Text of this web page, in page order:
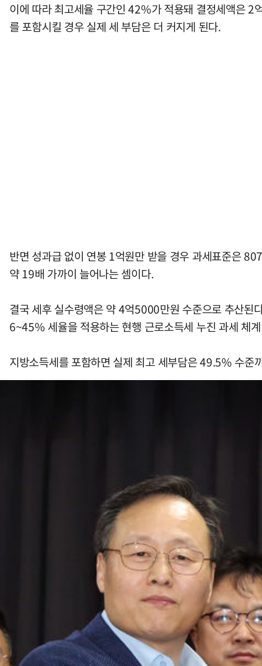
이에 따라 최고세율 구간인 42%가 적용돼 결정세액은 2
를 포함시킬 경우 실제 세 부담은 더 커지게 된다.
반면 성과급 없이 연봉 1억원만 받을 경우 과세표준은
약 19배 가까이 늘어나는 셈이다.
결국 세후 실수령액은 약 4억5000만원 수준으로 추산된
6~45% 세율을 적용하는 현행 근로소득세 누진 과세 체
지방소득세를 포함하면 실제 최고 세부담은 49.5% 수준